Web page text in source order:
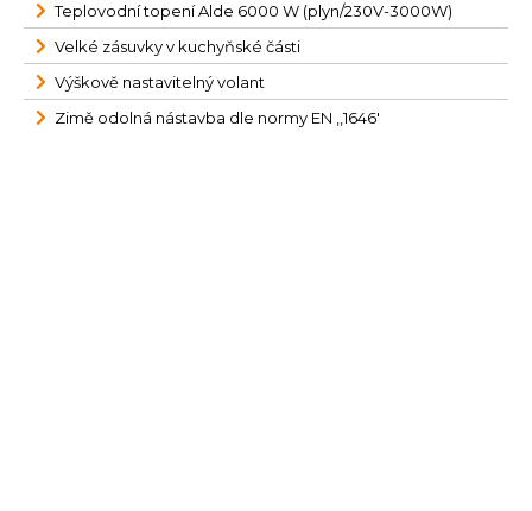
Teplovodní topení Alde 6000 W (plyn/230V-3000W)
Velké zásuvky v kuchyňské části
Výškově nastavitelný volant
Zimě odolná nástavba dle normy EN ,,1646'